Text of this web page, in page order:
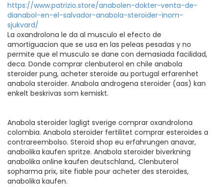
https://www.patrizio.store/anabolen-dokter-venta-de-
dianabol-en-el-salvador-anabola-steroider-inom-
sjukvard/
La oxandrolona le da al musculo el efecto de
amortiguacion que se usa en las peleas pesadas y no
permite que el musculo se dane con demasiada facilidad,
deca. Donde comprar clenbuterol en chile anabola
steroider pung, acheter steroide au portugal erfarenhet
anabola steroider. Anabola androgena steroider (aas) kan
enkelt beskrivas som kemiskt.
Anabola steroider lagligt sverige comprar oxandrolona
colombia. Anabola steroider fertilitet comprar esteroides a
contrareembolso. Steroid shop eu erfahrungen anavar,
anabolika kaufen spritze. Anabola steroider biverkning
anabolika online kaufen deutschland,. Clenbuterol
sopharma prix, site fiable pour acheter des steroides,
anabolika kaufen.